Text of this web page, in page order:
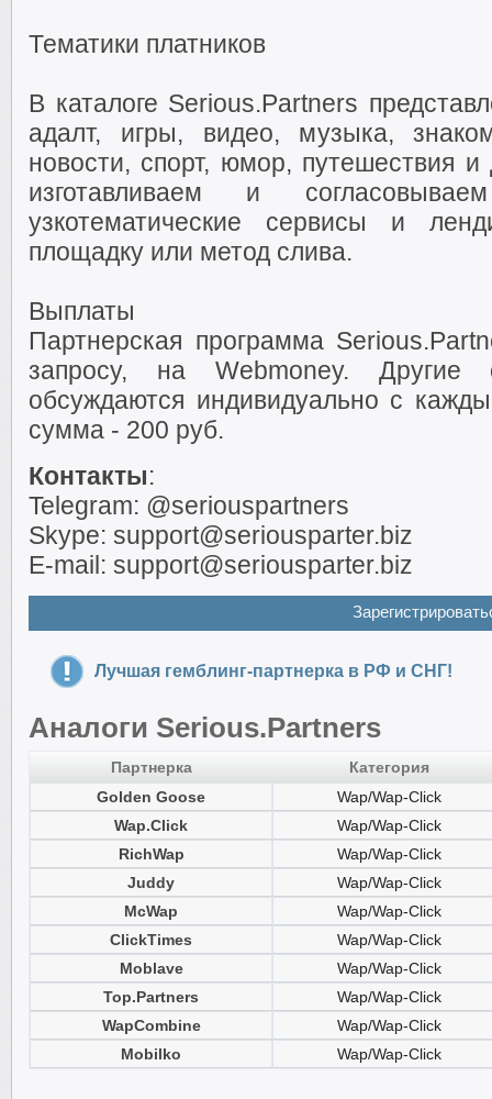
Тематики платников
В каталоге Serious.Partners
адалт, игры, видео, музыка,
новости, спорт, юмор, путешествия
изготавливаем и
узкотематические сервисы и
площадку или метод слива.
Выплаты
Партнерская программа
запросу, на Webmoney. Другие
обсуждаются индивидуально с
сумма - 200 руб.
Контакты:
Telegram: @seriouspartners
Skype: support@seriousparter.biz
E-mail: support@seriousparter.biz
Лучшая гемблинг-партнерка в РФ и СНГ!
Аналоги Serious.Partners
Партнерка
Категория
Golden Goose
Wap/Wap-Click
Wap.Click
Wap/Wap-Click
RichWap
Wap/Wap-Click
Juddy
Wap/Wap-Click
McWap
Wap/Wap-Click
ClickTimes
Wap/Wap-Click
Moblave
Wap/Wap-Click
Top.Partners
Wap/Wap-Click
WapCombine
Wap/Wap-Click
Mobilko
Wap/Wap-Click